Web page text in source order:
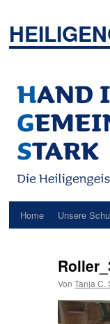
springen
Home Unsere
Von Tanja C.